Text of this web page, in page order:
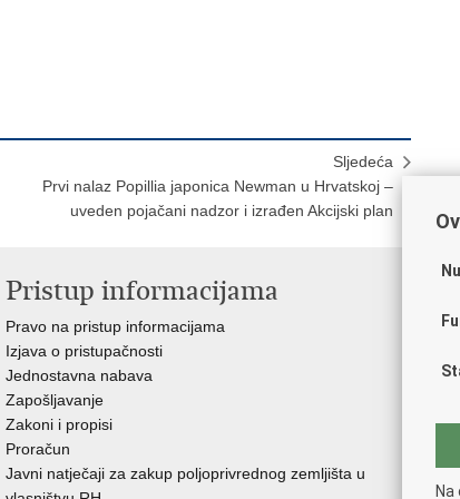
Sljedeća
Prvi nalaz Popillia japonica Newman u Hrvatskoj –
uveden pojačani nadzor i izrađen Akcijski plan
Pristup informacijama
Pravo na pristup informacijama
Izjava o pristupačnosti
Jednostavna nabava
Zapošljavanje
Zakoni i propisi
Proračun
Javni natječaji za zakup poljoprivrednog zemljišta u